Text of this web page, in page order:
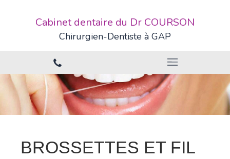
Cabinet dentaire du Dr COURSON
Chirurgien-Dentiste à GAP
BROSSETTES ET FIL